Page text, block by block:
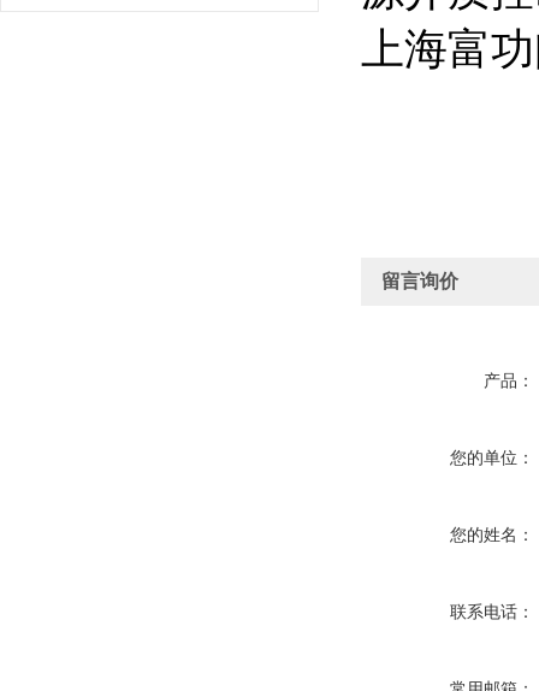
上海富
留言询价
产品：
您的单位：
您的姓名：
联系电话：